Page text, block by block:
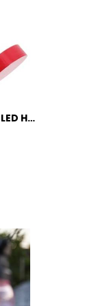
iplusmile Weihnachtliche LED Holztischlampe Warmweiß Dekorative Weihnachtsbeleuchtung für Tisch Fenster Laden Leicht und Tragbar Vielseitig als Nachtlicht und Festdeko Geeignet